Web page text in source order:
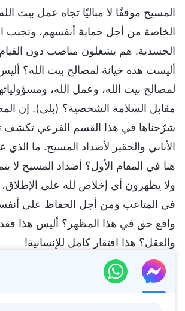
المسيح موقفًا لا مباليًا تجاه عمل بيت
الخاصة من أجل حماية أنفسهم، وتجنب
الجسدية. هم يشغلون مناصب دون
أليست هذه خيانة لمصالح بيت الله؟ أليس
لمصالح بيت الله، وعمل الله،
مقابل السلامة الشخصية؟ (بلى). إن
شرّحناها في هذا القسم الفرعي تكشف
الأناني والحقير لأضداد المسيح. ما الذي
هنا في المقام الأول؟ أضداد المسيح لا
ولا يظهرون أي إخلاص لله على
في المتاعب ومن أجل الحفاظ على
واقع حق في هذا المظهر؟ أليس هذا
والعقل؟ هذا افتقار كامل للإنسانية!
كيف يمكن لنا نحن المسيحيون أن نتحرَّر